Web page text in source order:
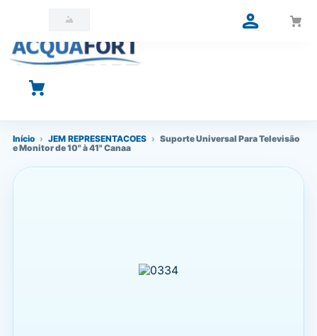
O que você está procurando?
Início › JEM REPRESENTACOES › Suporte Universal Para Televisão
e Monitor de 10" à 41" Canaa